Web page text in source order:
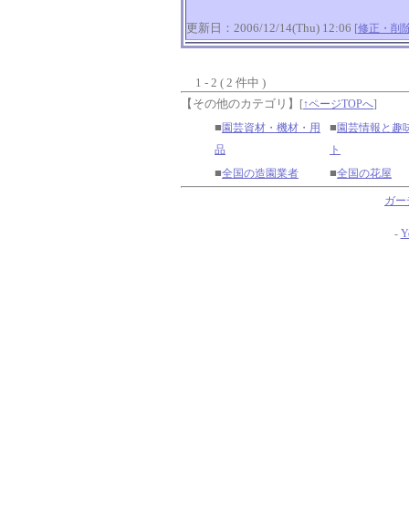
更新日：2006/12/14(Thu) 12:06 [修正・削
1 - 2 ( 2 件中 )
【その他のカテゴリ】
[↑ページTOPへ]
■ 園芸資材・機材・用
品
■ 園芸情報と趣
ト
■全国の造園業者 ■全国の花屋
ガ
-